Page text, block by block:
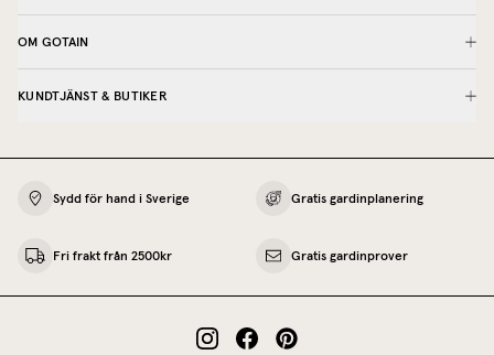
OM GOTAIN
KUNDTJÄNST & BUTIKER
Sydd för hand i Sverige Gratis gardinplanering
Fri frakt från 2500kr Gratis gardinprover